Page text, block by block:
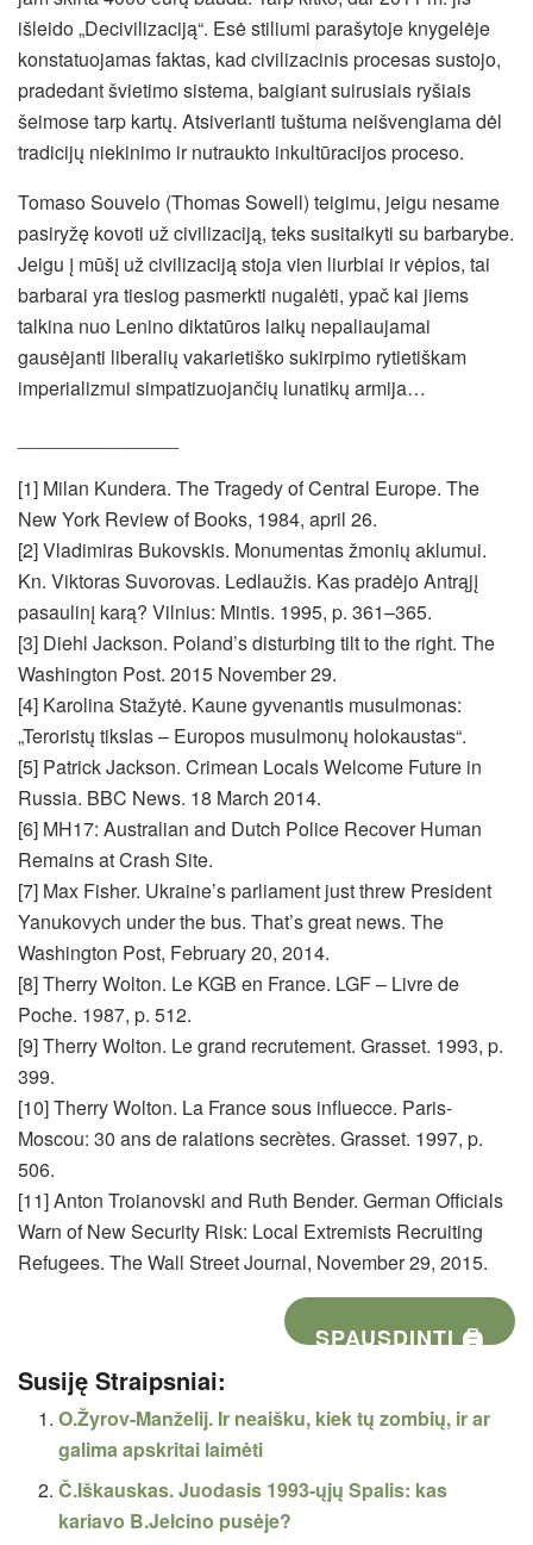
išleido „Decivilizaciją“. Esė stiliumi parašytoje knygelėje
konstatuojamas faktas, kad civilizacinis procesas sustojo,
pradedant švietimo sistema, baigiant suirusiais ryšiais
šeimose tarp kartų. Atsiverianti tuštuma neišvengiama dėl
tradicijų niekinimo ir nutraukto inkultūracijos proceso.
Tomaso Souvelo (Thomas Sowell) teigimu, jeigu nesame
pasiryžę kovoti už civilizaciją, teks susitaikyti su barbarybe.
Jeigu į mūšį už civilizaciją stoja vien liurbiai ir vėplos, tai
barbarai yra tiesiog pasmerkti nugalėti, ypač kai jiems
talkina nuo Lenino diktatūros laikų nepaliaujamai
gausėjanti liberalių vakarietiško sukirpimo rytietiškam
imperializmui simpatizuojančių lunatikų armija…
[1] Milan Kundera. The Tragedy of Central Europe. The
New York Review of Books, 1984, april 26.
[2] Vladimiras Bukovskis. Monumentas žmonių aklumui.
Kn. Viktoras Suvorovas. Ledlaužis. Kas pradėjo Antrąjį
pasaulinį karą? Vilnius: Mintis. 1995, p. 361–365.
[3] Diehl Jackson. Poland’s disturbing tilt to the right. The
Washington Post. 2015 November 29.
[4] Karolina Stažytė. Kaune gyvenantis musulmonas:
„Teroristų tikslas – Europos musulmonų holokaustas“.
[5] Patrick Jackson. Crimean Locals Welcome Future in
Russia. BBC News. 18 March 2014.
[6] MH17: Australian and Dutch Police Recover Human
Remains at Crash Site.
[7] Max Fisher. Ukraine’s parliament just threw President
Yanukovych under the bus. That’s great news. The
Washington Post, February 20, 2014.
[8] Therry Wolton. Le KGB en France. LGF – Livre de
Poche. 1987, p. 512.
[9] Therry Wolton. Le grand recrutement. Grasset. 1993, p.
399.
[10] Therry Wolton. La France sous influecce. Paris-
Moscou: 30 ans de ralations secrètes. Grasset. 1997, p.
506.
[11] Anton Troianovski and Ruth Bender. German Officials
Warn of New Security Risk: Local Extremists Recruiting
Refugees. The Wall Street Journal, November 29, 2015.
SPAUSDINTI 🖨
Susiję Straipsniai:
O.Žyrov-Manželij. Ir neaišku, kiek tų zombių, ir ar
galima apskritai laimėti
Č.Iškauskas. Juodasis 1993-ųjų Spalis: kas
kariavo B.Jelcino pusėje?